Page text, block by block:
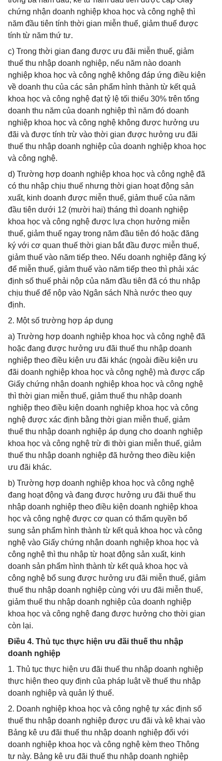
chứng nhận doanh nghiệp khoa học và công nghệ thì
năm đầu tiên tính thời gian miễn thuế, giảm thuế được
tính từ năm thứ tư.
c) Trong thời gian đang được ưu đãi miễn thuế, giảm
thuế thu nhập doanh nghiệp, nếu năm nào doanh
nghiệp khoa học và công nghệ không đáp ứng điều kiện
về doanh thu của các sản phẩm hình thành từ kết quả
khoa học và công nghệ đạt tỷ lệ tối thiểu 30% trên tổng
doanh thu năm của doanh nghiệp thì năm đó doanh
nghiệp khoa học và công nghệ không được hưởng ưu
đãi và được tính trừ vào thời gian được hưởng ưu đãi
thuế thu nhập doanh nghiệp của doanh nghiệp khoa học
và công nghệ.
d) Trường hợp doanh nghiệp khoa học và công nghệ đã
có thu nhập chịu thuế nhưng thời gian hoạt động sản
xuất, kinh doanh được miễn thuế, giảm thuế của năm
đầu tiên dưới 12 (mười hai) tháng thì doanh nghiệp
khoa học và công nghệ được lựa chọn hưởng miễn
thuế, giảm thuế ngay trong năm đầu tiên đó hoặc đăng
ký với cơ quan thuế thời gian bắt đầu được miễn thuế,
giảm thuế vào năm tiếp theo. Nếu doanh nghiệp đăng ký
để miễn thuế, giảm thuế vào năm tiếp theo thì phải xác
định số thuế phải nộp của năm đầu tiên đã có thu nhập
chịu thuế để nộp vào Ngân sách Nhà nước theo quy
định.
2. Một số trường hợp áp dụng
a) Trường hợp doanh nghiệp khoa học và công nghệ đã
hoặc đang được hưởng ưu đãi thuế thu nhập doanh
nghiệp theo điều kiện ưu đãi khác (ngoài điều kiện ưu
đãi doanh nghiệp khoa học và công nghệ) mà được cấp
Giấy chứng nhận doanh nghiệp khoa học và công nghệ
thì thời gian miễn thuế, giảm thuế thu nhập doanh
nghiệp theo điều kiện doanh nghiệp khoa học và công
nghệ được xác định bằng thời gian miễn thuế, giảm
thuế thu nhập doanh nghiệp áp dụng cho doanh nghiệp
khoa học và công nghệ trừ đi thời gian miễn thuế, giảm
thuế thu nhập doanh nghiệp đã hưởng theo điều kiện
ưu đãi khác.
b) Trường hợp doanh nghiệp khoa học và công nghệ
đang hoạt động và đang được hưởng ưu đãi thuế thu
nhập doanh nghiệp theo điều kiện doanh nghiệp khoa
học và công nghệ được cơ quan có thẩm quyền bổ
sung sản phẩm hình thành từ kết quả khoa học và công
nghệ vào Giấy chứng nhận doanh nghiệp khoa học và
công nghệ thì thu nhập từ hoạt động sản xuất, kinh
doanh sản phẩm hình thành từ kết quả khoa học và
công nghệ bổ sung được hưởng ưu đãi miễn thuế, giảm
thuế thu nhập doanh nghiệp cùng với ưu đãi miễn thuế,
giảm thuế thu nhập doanh nghiệp của doanh nghiệp
khoa học và công nghệ đang được hưởng cho thời gian
còn lại.
Điều 4. Thủ tục thực hiện ưu đãi thuế thu nhập
doanh nghiệp
1. Thủ tục thực hiện ưu đãi thuế thu nhập doanh nghiệp
thực hiện theo quy định của pháp luật về thuế thu nhập
doanh nghiệp và quản lý thuế.
2. Doanh nghiệp khoa học và công nghệ tự xác định số
thuế thu nhập doanh nghiệp được ưu đãi và kê khai vào
Bảng kê ưu đãi thuế thu nhập doanh nghiệp đối với
doanh nghiệp khoa học và công nghệ kèm theo Thông
tư này. Bảng kê ưu đãi thuế thu nhập doanh nghiệp